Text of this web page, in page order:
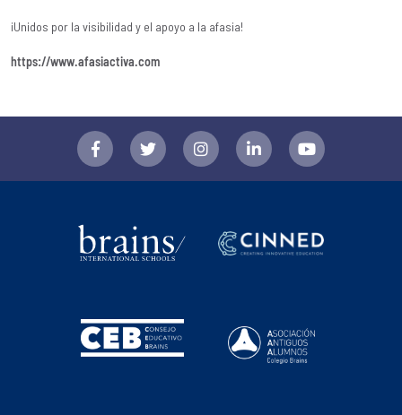
¡Unidos por la visibilidad y el apoyo a la afasia!
https://www.afasiactiva.com